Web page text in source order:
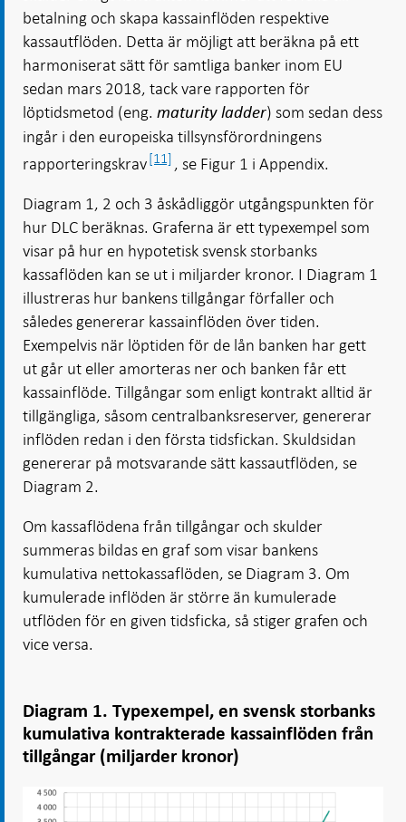
betalning och skapa kassainflöden respektive
kassautflöden. Detta är möjligt att beräkna på ett
harmoniserat sätt för samtliga banker inom EU
sedan mars 2018, tack vare rapporten för
löptidsmetod (eng. maturity ladder) som sedan dess
ingår i den europeiska tillsynsförordningens
rapporteringskrav[11] , se Figur 1 i Appendix.
Diagram 1, 2 och 3 åskådliggör utgångspunkten för
hur DLC beräknas. Graferna är ett typexempel som
visar på hur en hypotetisk svensk storbanks
kassaflöden kan se ut i miljarder kronor. I Diagram 1
illustreras hur bankens tillgångar förfaller och
således genererar kassainflöden över tiden.
Exempelvis när löptiden för de lån banken har gett
ut går ut eller amorteras ner och banken får ett
kassainflöde. Tillgångar som enligt kontrakt alltid är
tillgängliga, såsom centralbanksreserver, genererar
inflöden redan i den första tidsfickan. Skuldsidan
genererar på motsvarande sätt kassautflöden, se
Diagram 2.
Om kassaflödena från tillgångar och skulder
summeras bildas en graf som visar bankens
kumulativa nettokassaflöden, se Diagram 3. Om
kumulerade inflöden är större än kumulerade
utflöden för en given tidsficka, så stiger grafen och
vice versa.
Diagram 1. Typexempel, en svensk storbanks
kumulativa kontrakterade kassainflöden från
tillgångar (miljarder kronor)